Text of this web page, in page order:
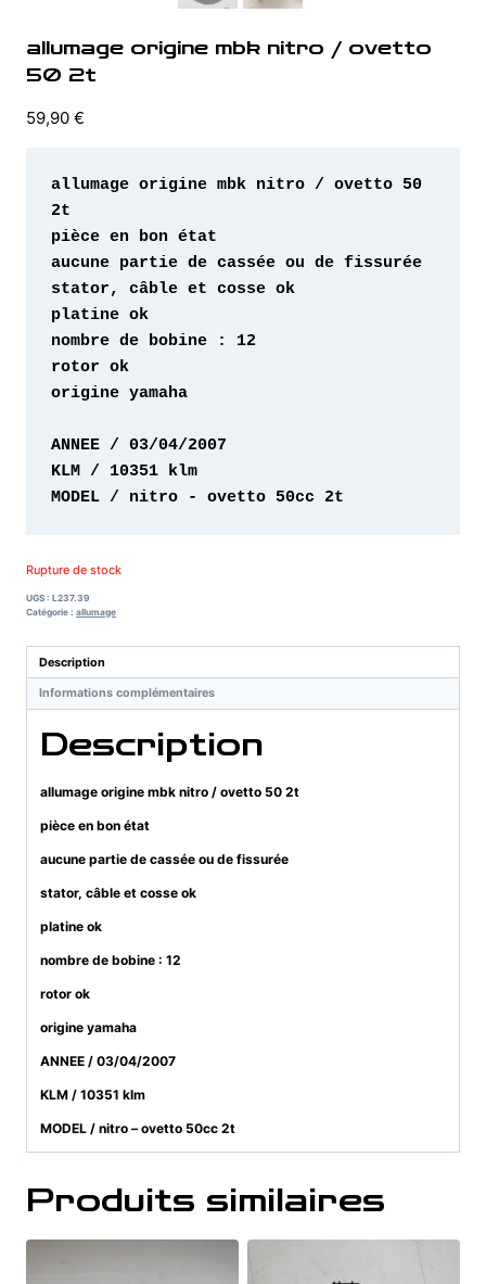
allumage origine mbk nitro / ovetto
50 2t
59,90 €
allumage origine mbk nitro / ovetto 50
nombre de bobine : 12
origine yamaha
MODEL / nitro - ovetto 50cc 2t
Rupture de stock
UGS : L237.39
Catégorie : allumage
Description
Informations complémentaires
Description
allumage origine mbk nitro / ovetto 50 2t
pièce en bon état
aucune partie de cassée ou de fissurée
stator, câble et cosse ok
platine ok
nombre de bobine : 12
rotor ok
origine yamaha
ANNEE / 03/04/2007
KLM / 10351 klm
MODEL / nitro – ovetto 50cc 2t
Produits similaires